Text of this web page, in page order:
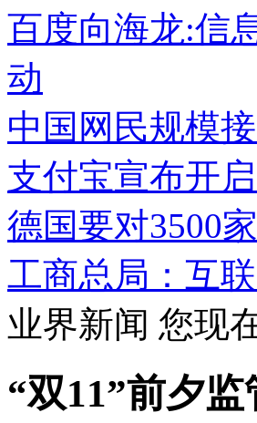
百度向海龙:信
动
中国网民规模
支付宝宣布开
德国要对3500
工商总局：互
业界新闻 您现
“双11”前夕